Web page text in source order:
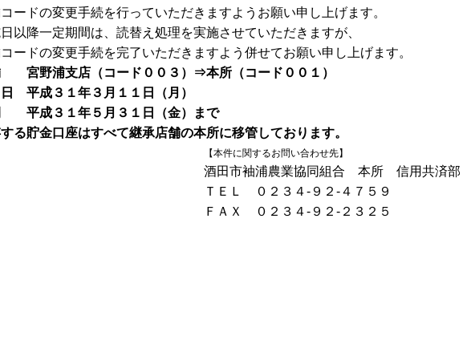
ードの変更手続を行っていただきますようお願い申し上げます。
以降一定期間は、読替え処理を実施させていただきますが、
ードの変更手続を完了いただきますよう併せてお願い申し上げます。
宮野浦支店（コード００３）⇒本所（コード００１）
日 平成３１年３月１１日（月）
平成３１年５月３１日（金）まで
る貯金口座はすべて継承店舗の本所に移管しております。
【本件に関するお問い合わせ先】
酒田市袖浦農業協同組合 本所 信用共済部
ＴＥＬ ０２３４-９２-４７５９
ＦＡＸ ０２３４-９２-２３２５